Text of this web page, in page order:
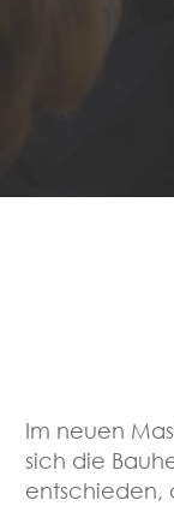
Im neuen
sich die
entschieden,